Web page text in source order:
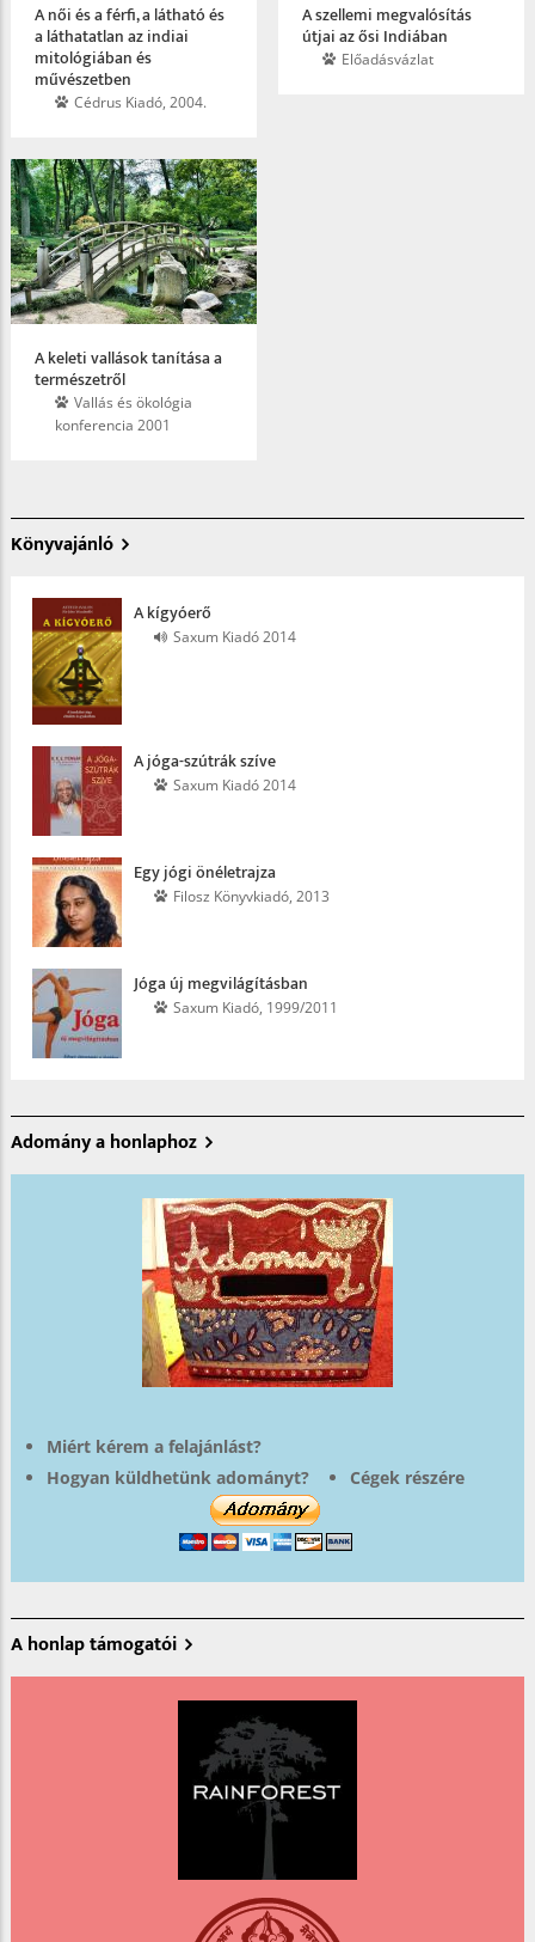
A női és a férfi, a látható és
a láthatatlan az indiai
mitológiában és
művészetben
Cédrus Kiadó, 2004.
A szellemi megvalósítás
útjai az ősi Indiában
Előadásvázlat
A keleti vallások tanítása a
természetről
Vallás és ökológia
konferencia 2001
Könyvajánló
A kígyóerő
Saxum Kiadó 2014
A jóga-szútrák szíve
Saxum Kiadó 2014
Egy jógi önéletrajza
Filosz Könyvkiadó, 2013
Jóga új megvilágításban
Saxum Kiadó, 1999/2011
Adomány a honlaphoz
Miért kérem a felajánlást?
Hogyan küldhetünk adományt?
Cégek részére
A honlap támogatói